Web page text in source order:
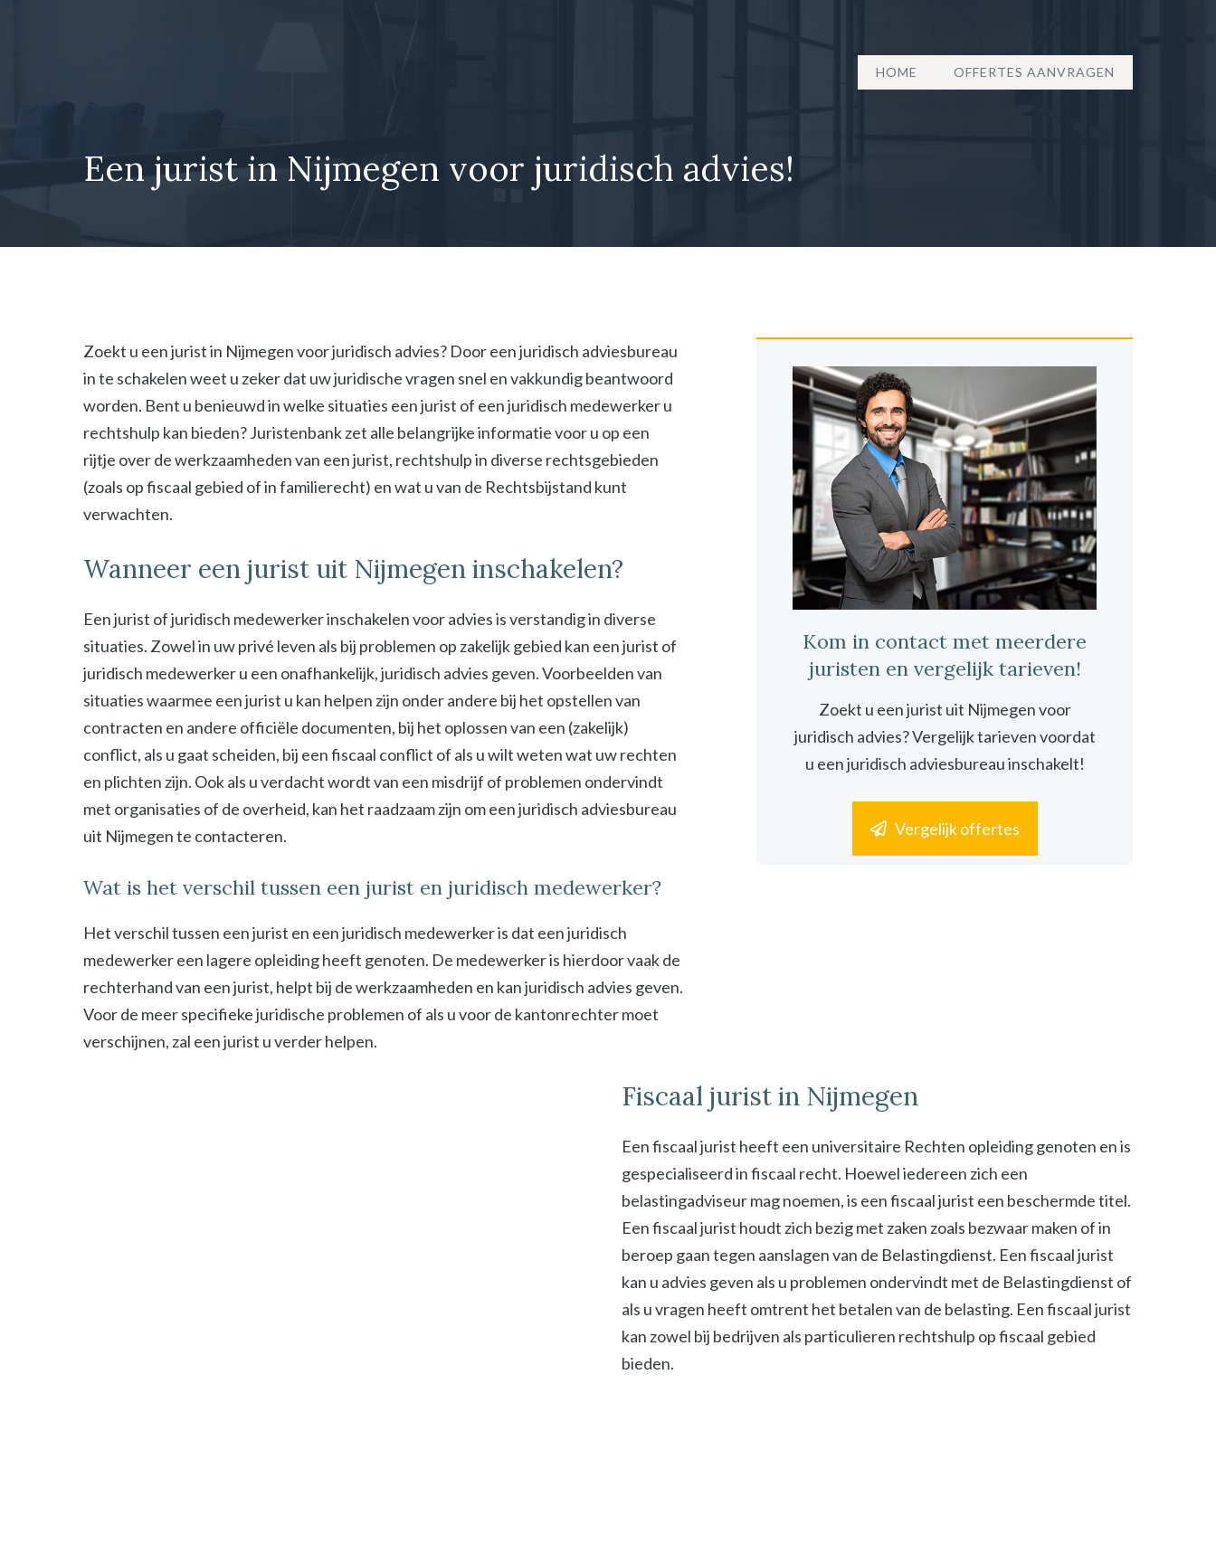
HOME OFFERTES AANVRAGEN
Een jurist in Nijmegen voor juridisch advies!
Zoekt u een jurist in Nijmegen voor juridisch advies? Door een juridisch adviesbureau
in te schakelen weet u zeker dat uw juridische vragen snel en vakkundig beantwoord
worden. Bent u benieuwd in welke situaties een jurist of een juridisch medewerker u
rechtshulp kan bieden? Juristenbank zet alle belangrijke informatie voor u op een
rijtje over de werkzaamheden van een jurist, rechtshulp in diverse rechtsgebieden
(zoals op fiscaal gebied of in familierecht) en wat u van de Rechtsbijstand kunt
verwachten.
Wanneer een jurist uit Nijmegen inschakelen?
Een jurist of juridisch medewerker inschakelen voor advies is verstandig in diverse
situaties. Zowel in uw privé leven als bij problemen op zakelijk gebied kan een jurist of
juridisch medewerker u een onafhankelijk, juridisch advies geven. Voorbeelden van
situaties waarmee een jurist u kan helpen zijn onder andere bij het opstellen van
contracten en andere officiële documenten, bij het oplossen van een (zakelijk)
conflict, als u gaat scheiden, bij een fiscaal conflict of als u wilt weten wat uw rechten
en plichten zijn. Ook als u verdacht wordt van een misdrijf of problemen ondervindt
met organisaties of de overheid, kan het raadzaam zijn om een juridisch adviesbureau
uit Nijmegen te contacteren.
Wat is het verschil tussen een jurist en juridisch medewerker?
Het verschil tussen een jurist en een juridisch medewerker is dat een juridisch
medewerker een lagere opleiding heeft genoten. De medewerker is hierdoor vaak de
rechterhand van een jurist, helpt bij de werkzaamheden en kan juridisch advies geven.
Voor de meer specifieke juridische problemen of als u voor de kantonrechter moet
verschijnen, zal een jurist u verder helpen.
Kom in contact met meerdere
juristen en vergelijk tarieven!
Zoekt u een jurist uit Nijmegen voor
juridisch advies? Vergelijk tarieven voordat
u een juridisch adviesbureau inschakelt!
Vergelijk offertes
Fiscaal jurist in Nijmegen
Een fiscaal jurist heeft een universitaire Rechten opleiding genoten en is
gespecialiseerd in fiscaal recht. Hoewel iedereen zich een
belastingadviseur mag noemen, is een fiscaal jurist een beschermde titel.
Een fiscaal jurist houdt zich bezig met zaken zoals bezwaar maken of in
beroep gaan tegen aanslagen van de Belastingdienst. Een fiscaal jurist
kan u advies geven als u problemen ondervindt met de Belastingdienst of
als u vragen heeft omtrent het betalen van de belasting. Een fiscaal jurist
kan zowel bij bedrijven als particulieren rechtshulp op fiscaal gebied
bieden.